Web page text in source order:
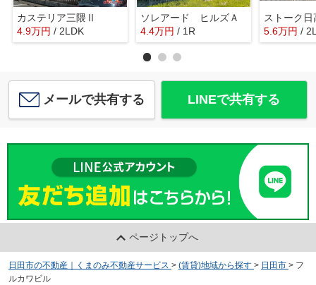
カステリア三隈Ⅱ
4.9万円 / 2LDK
ソレアード ヒルズＡ
4.4万円 / 1R
ストーク日
5.6万円 /
メールで共有する LINEで共有する
ページトップへ
日田市の不動産｜くまのみ不動産サービス > (賃貸)地域から探す > 日田市 > フ
ルカワビル